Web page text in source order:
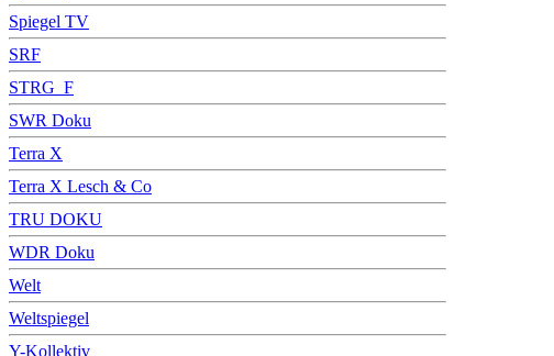
Spiegel TV
SRF
STRG_F
SWR Doku
Terra X
Terra X Lesch & Co
TRU DOKU
WDR Doku
Welt
Weltspiegel
Y-Kollektiv